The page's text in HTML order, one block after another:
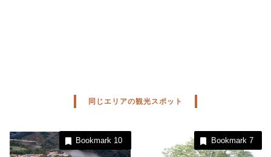
同じエリアの観光スポット
Bookmark 10 Bookmark 7